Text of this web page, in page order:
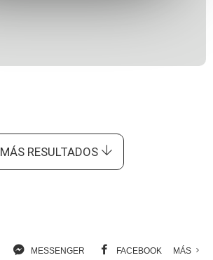
MÁS RESULTADOS
MESSENGER FACEBOOK MÁS